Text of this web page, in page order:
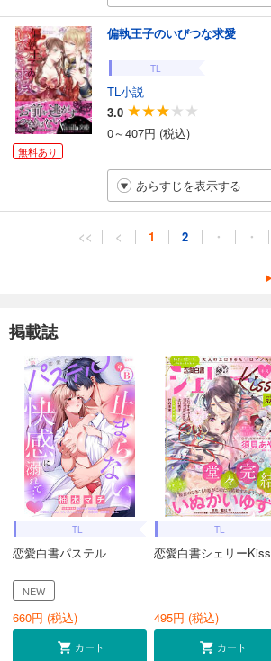
無料あり
偏執王子のいびつな求愛
TL
TL小説
3.0
0～407円 (税込)
あらすじを表示する
<< < 1 2 ・ ・
掲載誌
TL
恋愛白書パステル
NEW
660円 (税込)
カート
TL
恋愛白書シェリーKiss
495円 (税込)
カート